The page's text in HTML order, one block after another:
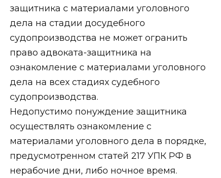
защитника с материалами уголовного
дела на стадии досудебного
судопроизводства не может огранить
право адвоката-защитника на
ознакомление с материалами уголовного
дела на всех стадиях судебного
судопроизводства.
Недопустимо понуждение защитника
осуществлять ознакомление с
материалами уголовного дела в порядке,
предусмотренном статей 217 УПК РФ в
нерабочие дни, либо ночное время.